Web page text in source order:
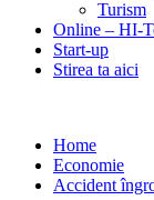
Turism
Online – HI-
Start-up
Stirea ta aici
Home
Economie
Accident